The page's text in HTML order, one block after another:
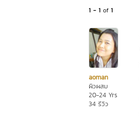
1 - 1 of 1
aoman
ผิวผสม
20-24 Yrs
34 รีวิว